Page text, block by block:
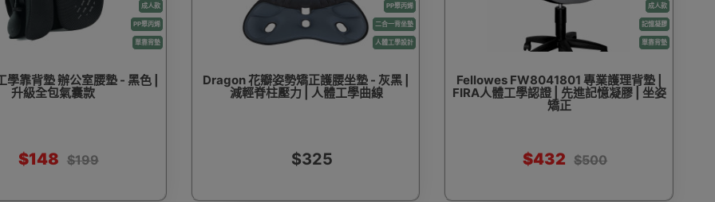
成人款
PP聚丙烯
單靠背墊
學靠背墊 辦公室腰墊 - 黑色 |
升級全包氣囊款
$148 $199
PP聚丙烯
二合一背坐墊
人體工學設計
Dragon 花瓣姿勢矯正護腰坐墊 - 灰黑 |
減輕脊柱壓力 | 人體工學曲線
$325
成人款
記憶凝膠
單靠背墊
Fellowes FW8041801 專業護理背墊 |
FIRA人體工學認證 | 先進記憶凝膠 | 坐姿
矯正
$432 $500